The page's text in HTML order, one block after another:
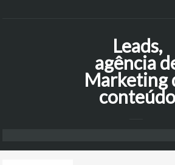
Leads,
agência
Marketing
conteúdo